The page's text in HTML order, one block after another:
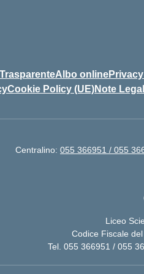
Albo online
Cookie Policy (UE)Note
Centralino: 055 366951 / 055
Liceo
Codice Fiscale
Tel. 055 366951 / 055